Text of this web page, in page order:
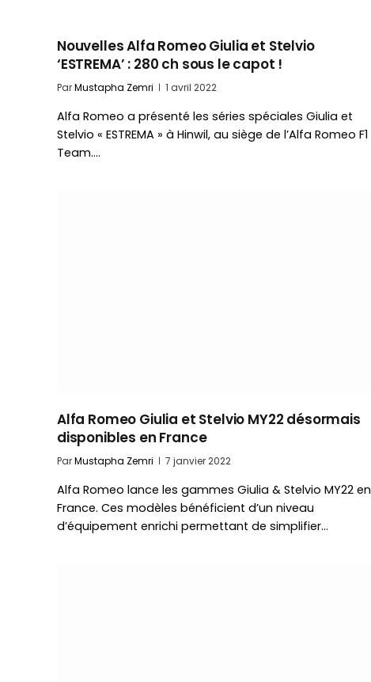
Nouvelles Alfa Romeo Giulia et Stelvio
‘ESTREMA’ : 280 ch sous le capot !
ParMustapha Zemri 1 avril 2022
Alfa Romeo a présenté les séries spéciales Giulia et
Stelvio « ESTREMA » à Hinwil, au siège de l’Alfa Romeo F1
Team.…
Alfa Romeo Giulia et Stelvio MY22 désormais
disponibles en France
ParMustapha Zemri 7 janvier 2022
Alfa Romeo lance les gammes Giulia & Stelvio MY22 en
France. Ces modèles bénéficient d’un niveau
d’équipement enrichi permettant de simplifier…